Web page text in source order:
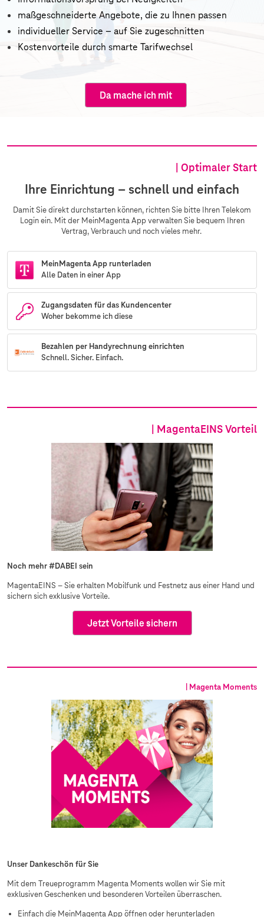
maßgeschneiderte Angebote, die zu Ihnen passen
individueller Service – auf Sie zugeschnitten
Kostenvorteile durch smarte Tarifwechsel
Da mache ich mit
| Optimaler Start
Ihre Einrichtung – schnell und einfach
Damit Sie direkt durchstarten können, richten Sie bitte Ihren Telekom
Login ein. Mit der MeinMagenta App verwalten Sie bequem Ihren
Vertrag, Verbrauch und noch vieles mehr.
MeinMagenta App runterladen
Alle Daten in einer App
Zugangsdaten für das Kundencenter
Woher bekomme ich diese
Bezahlen per Handyrechnung einrichten
Schnell. Sicher. Einfach.
| MagentaEINS Vorteil
Noch mehr #DABEI sein
MagentaEINS – Sie erhalten Mobilfunk und Festnetz aus einer Hand und
sichern sich exklusive Vorteile.
Jetzt Vorteile sichern
| Magenta Moments
Unser Dankeschön für Sie
Mit dem Treueprogramm Magenta Moments wollen wir Sie mit
exklusiven Geschenken und besonderen Vorteilen überraschen.
Einfach die MeinMagenta App öffnen oder herunterladen